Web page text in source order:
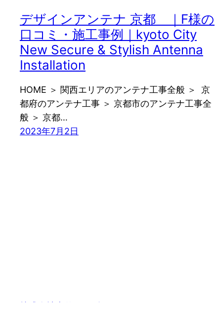
デザインアンテナ 京都 ｜F様の
口コミ・施工事例｜kyoto City
New Secure & Stylish Antenna
Installation
HOME ＞ 関西エリアのアンテナ工事全般 ＞ 京
都府のアンテナ工事 ＞ 京都市のアンテナ工事全
般 ＞ 京都…
2023年7月2日
株式会社幸伸インダストリー